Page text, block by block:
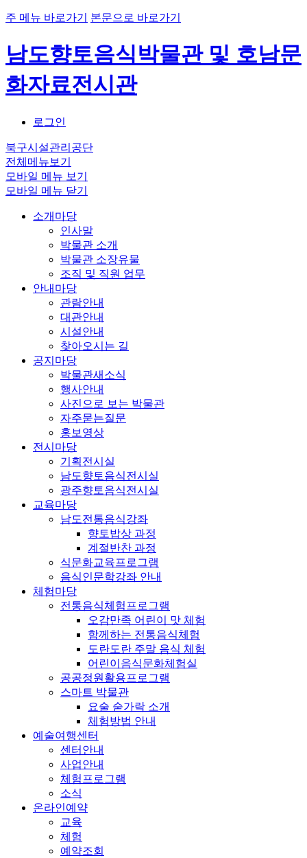
주 메뉴 바로가기 본문으로 바로가기
남도향토음식박물관 및 호남문
화자료전시관
로그인
북구시설관리공단
전체메뉴보기
모바일 메뉴 보기
모바일 메뉴 닫기
소개마당
인사말
박물관 소개
박물관 소장유물
조직 및 직원 업무
안내마당
관람안내
대관안내
시설안내
찾아오시는 길
공지마당
박물관새소식
행사안내
사진으로 보는 박물관
자주묻는질문
홍보영상
전시마당
기획전시실
남도향토음식전시실
광주향토음식전시실
교육마당
남도전통음식강좌
향토밥상 과정
계절반찬 과정
식문화교육프로그램
음식인문학강좌 안내
체험마당
전통음식체험프로그램
오감만족 어린이 맛 체험
함께하는 전통음식체험
도란도란 주말 음식 체험
어린이음식문화체험실
공공정원활용프로그램
스마트 박물관
요술 숟가락 소개
체험방법 안내
예술여행센터
센터안내
사업안내
체험프로그램
소식
온라인예약
교육
체험
예약조회